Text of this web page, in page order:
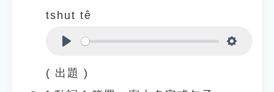
tshut tê
( 出題 )